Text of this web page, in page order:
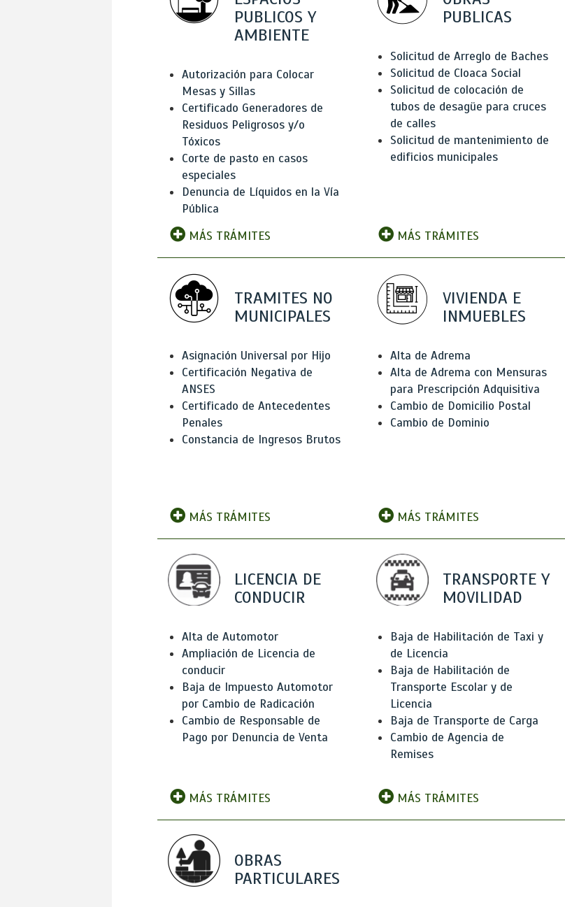
PUBLICOS Y
AMBIENTE
Autorización para Colocar
Mesas y Sillas
Certificado Generadores de
Residuos Peligrosos y/o
Tóxicos
Corte de pasto en casos
especiales
Denuncia de Líquidos en la Vía
Pública
MÁS TRÁMITES
PUBLICAS
Solicitud de Arreglo de Baches
Solicitud de Cloaca Social
Solicitud de colocación de
tubos de desagüe para cruces
de calles
Solicitud de mantenimiento de
edificios municipales
MÁS TRÁMITES
TRAMITES NO
MUNICIPALES
Asignación Universal por Hijo
Certificación Negativa de
ANSES
Certificado de Antecedentes
Penales
Constancia de Ingresos Brutos
MÁS TRÁMITES
VIVIENDA E
INMUEBLES
Alta de Adrema
Alta de Adrema con Mensuras
para Prescripción Adquisitiva
Cambio de Domicilio Postal
Cambio de Dominio
MÁS TRÁMITES
LICENCIA DE
CONDUCIR
Alta de Automotor
Ampliación de Licencia de
conducir
Baja de Impuesto Automotor
por Cambio de Radicación
Cambio de Responsable de
Pago por Denuncia de Venta
MÁS TRÁMITES
TRANSPORTE Y
MOVILIDAD
Baja de Habilitación de Taxi y
de Licencia
Baja de Habilitación de
Transporte Escolar y de
Licencia
Baja de Transporte de Carga
Cambio de Agencia de
Remises
MÁS TRÁMITES
OBRAS
PARTICULARES